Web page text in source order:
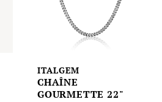
ITALGEM
CHAÎNE
GOURMETTE 22"